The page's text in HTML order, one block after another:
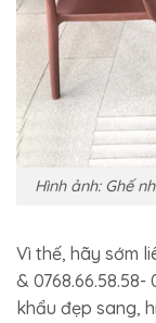
Hình ảnh: Ghế
Vì thế, hãy sớm
& 0768.66.58.58-
khẩu đẹp sang,